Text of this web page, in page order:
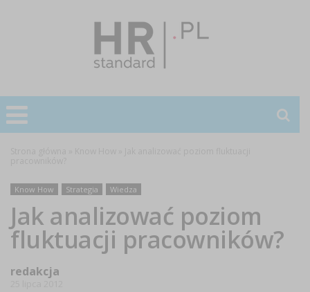
Know How Strategia Wiedza
Jak analizować poziom
fluktuacji pracowników?
redakcja